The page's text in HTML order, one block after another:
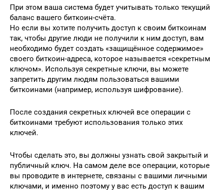
При этом ваша система будет учитывать только текущий
баланс вашего биткоин-счёта.
Но если вы хотите получить доступ к своим биткоинам
так, чтобы другие люди не получили к ним доступ, вам
необходимо будет создать «защищённое содержимое»
своего биткоин-адреса, которое называется «секретным
ключом». Используя секретные ключи, вы можете
запретить другим людям пользоваться вашими
биткоинами (например, используя шифрование).
После создания секретных ключей все операции с
биткоинами требуют использования только этих
ключей.
Чтобы сделать это, вы должны узнать свой закрытый и
публичный ключ. На самом деле все операции, которые
вы проводите в интернете, связаны с вашими личными
ключами, и именно поэтому у вас есть доступ к вашим